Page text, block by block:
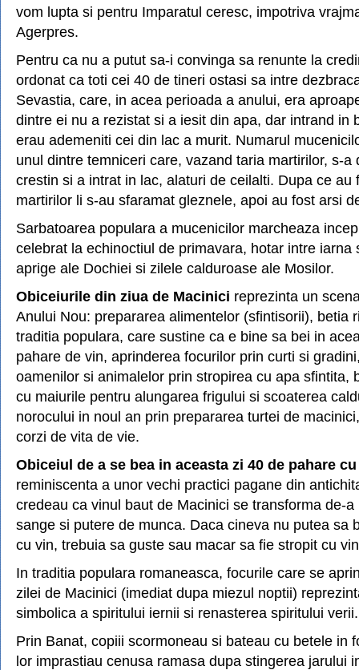
vom lupta si pentru Imparatul ceresc, impotriva
Agerpres.
Pentru ca nu a putut sa-i convinga sa renunte la
ordonat ca toti cei 40 de tineri ostasi sa intre
Sevastia, care, in acea perioada a anului, era
dintre ei nu a rezistat si a iesit din apa, dar intrand in
erau ademeniti cei din lac a murit. Numarul
unul dintre temniceri care, vazand taria martirilor, s-a
crestin si a intrat in lac, alaturi de ceilalti. Dupa ce au
martirilor li s-au sfaramat gleznele, apoi au fost arsi
Sarbatoarea populara a mucenicilor marcheaza
celebrat la echinoctiul de primavara, hotar intre iarna
aprige ale Dochiei si zilele calduroase ale Mosilor.
Obiceiurile din ziua de Macinici reprezinta un
Anului Nou: prepararea alimentelor (sfintisorii), betia
traditia populara, care sustine ca e bine sa bei in
pahare de vin, aprinderea focurilor prin curti si
oamenilor si animalelor prin stropirea cu apa sfintita,
cu maiurile pentru alungarea frigului si scoaterea
norocului in noul an prin prepararea turtei de
corzi de vita de vie.
Obiceiul de a se bea in aceasta zi 40 de pahare
reminiscenta a unor vechi practici pagane din
credeau ca vinul baut de Macinici se transforma de-
sange si putere de munca. Daca cineva nu putea sa
cu vin, trebuia sa guste sau macar sa fie stropit cu
In traditia populara romaneasca, focurile care se
zilei de Macinici (imediat dupa miezul noptii)
simbolica a spiritului iernii si renasterea spiritului verii.
Prin Banat, copiii scormoneau si bateau cu betele in
lor imprastiau cenusa ramasa dupa stingerea jarului